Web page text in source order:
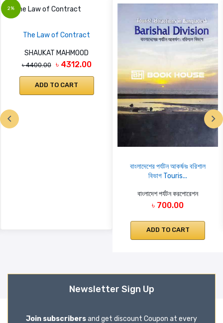
2%
The Law of Contract
SHAUKAT MAHMOOD
৳ 4400.00 ৳ 4312.00
ADD TO CART
বাংলাদেশের পর্যটন আকর্ষনঃ বরিশাল
বিভাগ Touris...
বাংলাদেশ পর্যটন করপোরেশন
৳ 700.00
ADD TO CART
Newsletter Sign Up
Join subscribersand get discount Coupon at every